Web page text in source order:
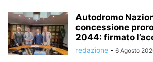
Autodromo
concessione
2044: firmato
redazione - 6 Agosto